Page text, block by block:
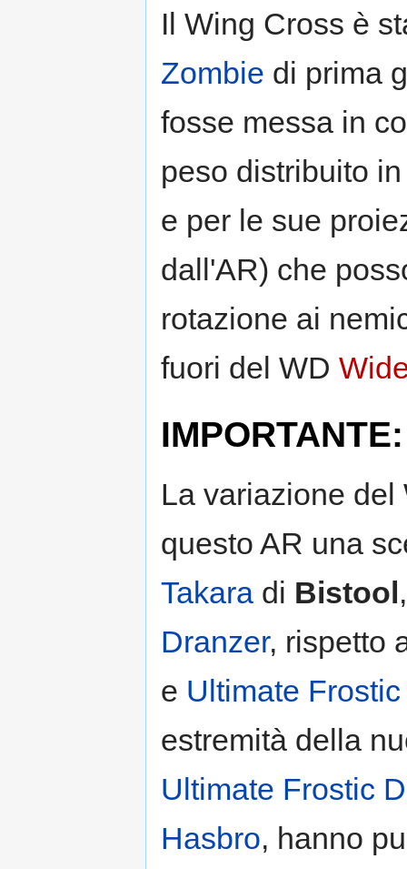
Il Wing Cross è
Zombie di prima
fosse messa in
peso distribuito
e per le sue
dall'AR) che
rotazione ai
fuori del WD
La variazione
questo AR una
Takara di Bistool
Dranzer, rispetto
e Ultimate
estremità della
Ultimate Frostic
Hasbro, hanno